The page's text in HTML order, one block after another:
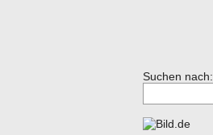
Suchen nach: